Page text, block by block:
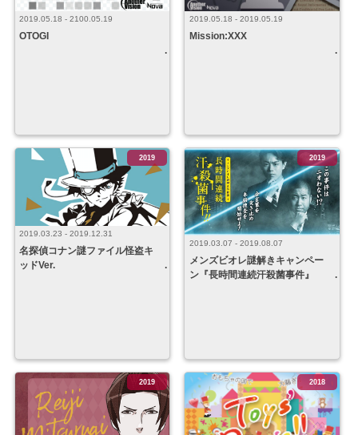
2019.05.18 - 2100.05.19
OTOGI
2019.05.18 - 2019.05.19
Mission:XXX
2019.03.23 - 2019.12.31
名探偵コナン謎ファイル怪盗キ
ッドVer.
2019
2019.03.07 - 2019.08.07
メンズビオレ謎解きキャンペー
ン『長時間連続汗殺菌事件』
2019
2019 2018